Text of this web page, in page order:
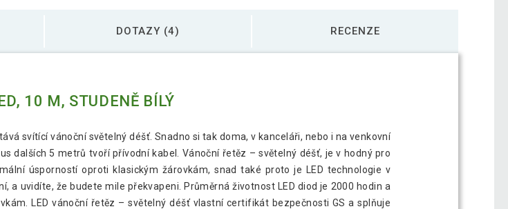
DOTAZY (4) RECENZE
10 M, STUDENĚ BÍLÝ
svítící vánoční světelný déšť. Snadno si tak doma, v kanceláři, nebo i na venkovní
dalších 5 metrů tvoří přívodní kabel. Vánoční řetěz – světelný déšť, je v hodný pro
úsporností oproti klasickým žárovkám, snad také proto je LED technologie v
a uvidíte, že budete mile překvapeni. Průměrná životnost LED diod je 2000 hodin a
LED vánoční řetěz – světelný déšť vlastní certifikát bezpečnosti GS a splňuje